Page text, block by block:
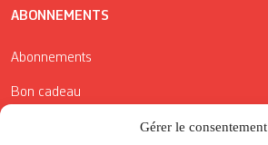
Gérer le consentement
ABONNEMENTS
Abonnements
Bon cadeau
Conditions générales de vente